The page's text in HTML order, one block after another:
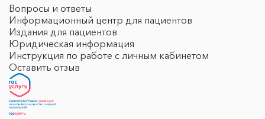
Вопросы и ответы
Информационный центр для пациентов
Издания для пациентов
Юридическая информация
Инструкция по работе с личным кабинетом
Оставить отзыв